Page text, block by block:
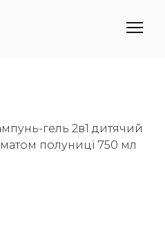
гель 2в1 дитячий
полуниці 750 мл